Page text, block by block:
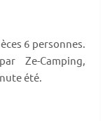
6 personnes.
Ze-Camping,
été.